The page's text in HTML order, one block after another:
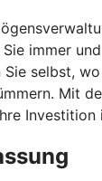
immer
selbst,
Mit
Investition